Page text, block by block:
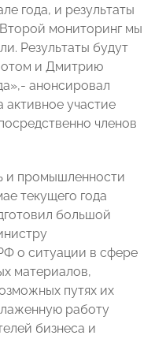
года, и результаты
мониторинг мы
Результаты будут
и Дмитрию
анонсировал
активное участие
членов
и промышленности
текущего года
большой
о ситуации в сфере
материалов,
путях их
работу
бизнеса и